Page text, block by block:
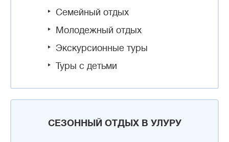
Семейный отдых
Молодежный отдых
Экскурсионные туры
Туры с детьми
СЕЗОННЫЙ ОТДЫХ В УЛУРУ